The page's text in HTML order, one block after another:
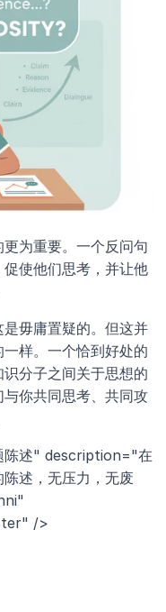
为重要。一个反问句
使他们思考，并让他
毋庸置疑的。但这并
样。一个恰到好处的
分子之间关于思想的
你共同思考、共同攻
陈述" description="在
述，无压力，无废
/>